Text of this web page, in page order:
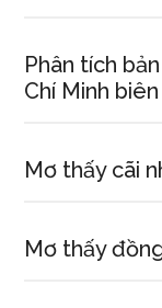
Phân tích
Chí Minh
Mơ thấy cãi
Mơ thấy